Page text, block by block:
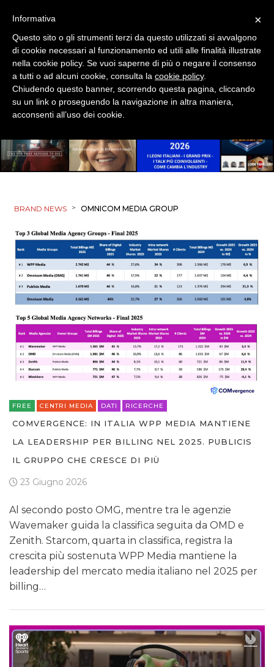
BRAND NEWS > OMNICOM MEDIA GROUP
FREE CENTRI MEDIA DATI RICERCHE
COMVERGENCE: IN ITALIA WPP MEDIA MANTIENE
LA LEADERSHIP PER BILLING NEL 2025. PUBLICIS
IL GRUPPO CHE CRESCE DI PIÙ
23 Giugno 2026
Al secondo posto OMG, mentre tra le agenzie
Wavemaker guida la classifica seguita da OMD e
Zenith. Starcom, quarta in classifica, registra la
crescita più sostenuta WPP Media mantiene la
leadership del mercato media italiano nel 2025 per
billing…
×
Informativa
Questo sito o gli strumenti terzi da questo utilizzati si avvalgono
di cookie necessari al funzionamento ed utili alle finalità illustrate
nella cookie policy. Se vuoi saperne di più o negare il consenso
a tutti o ad alcuni cookie, consulta la cookie policy.
Chiudendo questo banner, scorrendo questa pagina, cliccando
su un link o proseguendo la navigazione in altra maniera,
acconsenti all’uso dei cookie.